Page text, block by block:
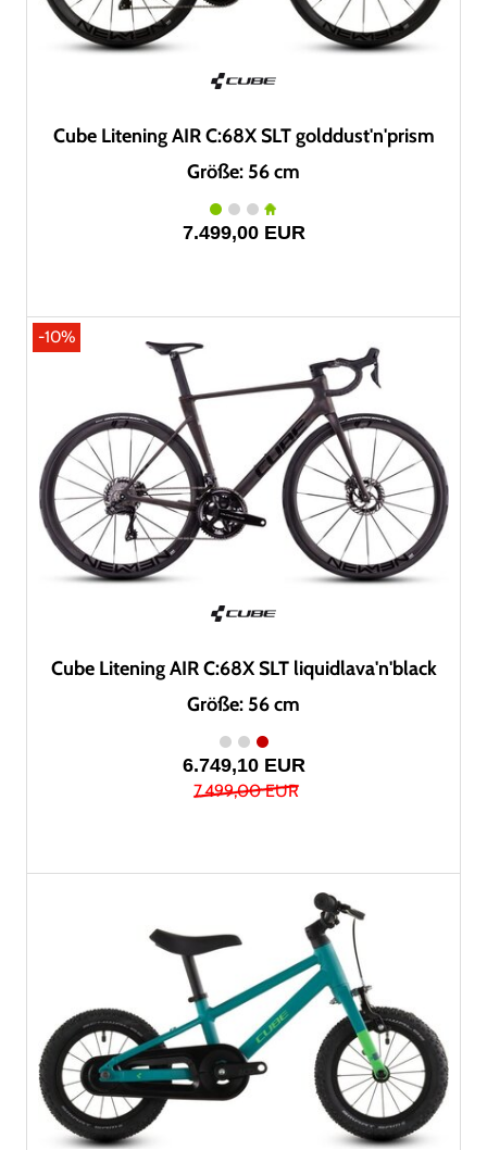
Cube Litening AIR C:68X SLT golddust'n'prism
Größe: 56 cm
7.499,00 EUR
-10%
Cube Litening AIR C:68X SLT liquidlava'n'black
Größe: 56 cm
6.749,10 EUR
7.499,00 EUR